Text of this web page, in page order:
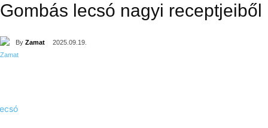
Gombás lecsó nagyi receptjeiből
By Zamat 2025.09.19.